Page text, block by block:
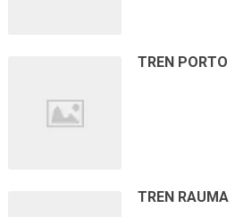
TREN PORTO
TREN RAUMA